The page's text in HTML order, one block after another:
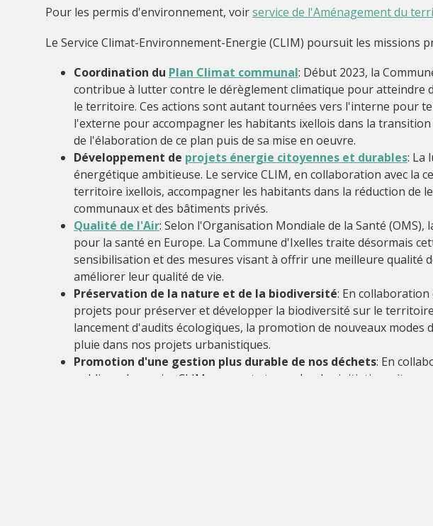
Pour les permis d'environnement, voirservice de l'Aménagement du
Le Service Climat-Environnement-Energie (CLIM) poursuit les missions
Coordination du Plan Climat communal: Début 2023, la
contribue à lutter contre le dérèglement climatique pour atteindre
le territoire. Ces actions sont autant tournées vers l'interne pour
l'externe pour accompagner les habitants ixellois dans la
de l'élaboration de ce plan puis de sa mise en oeuvre.
Développement de projets énergie citoyennes et durables: La
énergétique ambitieuse. Le service CLIM, en collaboration avec la
territoire ixellois, accompagner les habitants dans la réduction de
communaux et des bâtiments privés.
Qualité de l'Air: Selon l'Organisation Mondiale de la Santé
pour la santé en Europe. La Commune d'Ixelles traite désormais
sensibilisation et des mesures visant à offrir une meilleure qualité
améliorer leur qualité de vie.
Préservation de la nature et de la biodiversité: En collaboration
projets pour préserver et développer la biodiversité sur le
lancement d'audits écologiques, la promotion de nouveaux
pluie dans nos projets urbanistiques.
Promotion d'une gestion plus durable de nos déchets: En
publique, le service CLIM promeut et encadre des initiatives